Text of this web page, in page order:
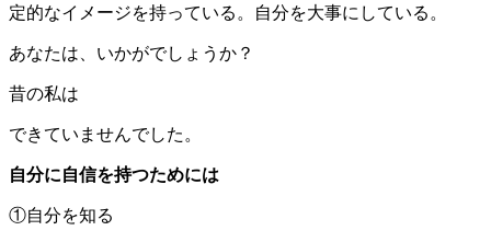
定的なイメージを持っている。自分を大事にしている。
あなたは、いかがでしょうか？
昔の私は
できていませんでした。
自分に自信を持つためには
①自分を知る